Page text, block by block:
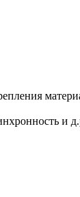
и